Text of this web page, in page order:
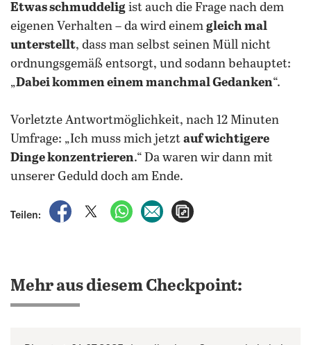
Etwas schmuddelig ist auch die Frage nach dem
eigenen Verhalten – da wird einem gleich mal
unterstellt, dass man selbst seinen Müll nicht
ordnungsgemäß entsorgt, und sodann behauptet:
„Dabei kommen einem manchmal Gedanken“.
Vorletzte Antwortmöglichkeit, nach 12 Minuten
Umfrage: „Ich muss mich jetzt auf wichtigere
Dinge konzentrieren.“ Da waren wir dann mit
unserer Geduld doch am Ende.
Teilen:
auf Facebook teilen
auf X teilenper WhatsApp teilen
per E-Mail teilen
Mehr aus diesem Checkpoint: